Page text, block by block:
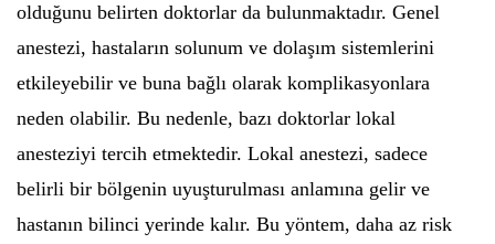
olduğunu belirten doktorlar da bulunmaktadır. Genel
anestezi, hastaların solunum ve dolaşım sistemlerini
etkileyebilir ve buna bağlı olarak komplikasyonlara
neden olabilir. Bu nedenle, bazı doktorlar lokal
anesteziyi tercih etmektedir. Lokal anestezi, sadece
belirli bir bölgenin uyuşturulması anlamına gelir ve
hastanın bilinci yerinde kalır. Bu yöntem, daha az risk